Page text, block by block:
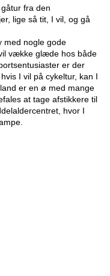
fra den
lige så tit, I vil, og gå
med nogle gode
vække glæde hos både
er der
I vil på cykeltur, kan I
er en ø med mange
at tage afstikkere til
hvor I